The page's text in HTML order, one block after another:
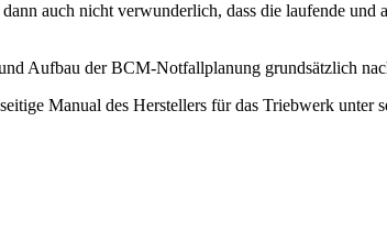
auch nicht verwunderlich, dass die laufende
Aufbau der BCM-Notfallplanung grundsätzlich
Manual des Herstellers für das Triebwerk